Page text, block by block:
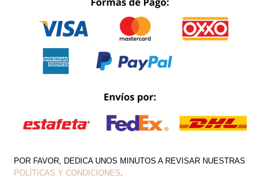
POR FAVOR, DEDICA UNOS MINUTOS A REVISAR NUESTRAS
POLÍTICAS Y CONDICIONES